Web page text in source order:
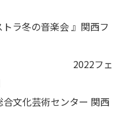
冬の音楽会 』関西フ
フェ
化芸術センター 関西